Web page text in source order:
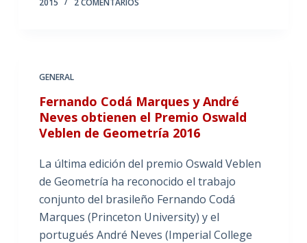
2015 2 COMENTARIOS
GENERAL
Fernando Codá Marques y André
Neves obtienen el Premio Oswald
Veblen de Geometría 2016
La última edición del premio Oswald Veblen
de Geometría ha reconocido el trabajo
conjunto del brasileño Fernando Codá
Marques (Princeton University) y el
portugués André Neves (Imperial College